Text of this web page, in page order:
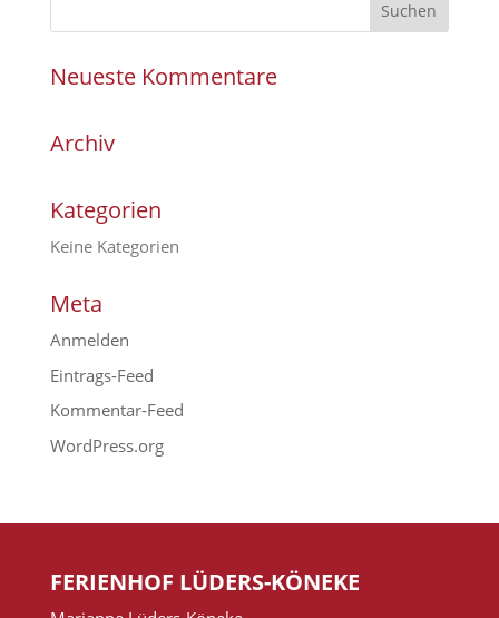
Neueste Kommentare
Archiv
Kategorien
Keine Kategorien
Meta
Anmelden
Eintrags-Feed
Kommentar-Feed
WordPress.org
FERIENHOF LÜDERS-KÖNEKE